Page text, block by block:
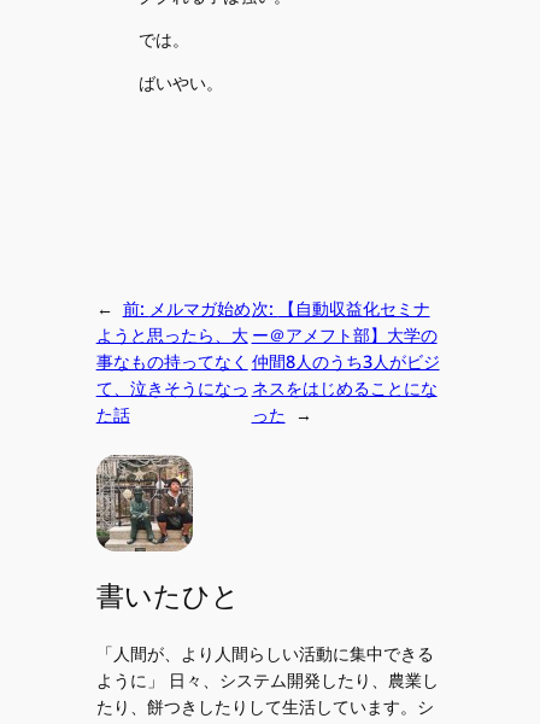
では。
ばいやい。
← 前: メルマガ始め
ようと思ったら、大
事なもの持ってなく
て、泣きそうになっ
た話
次:
【自動収益化セミナ
ー＠アメフト部】大学の
仲間8人のうち3人がビジ
ネスをはじめることにな
った →
書いたひと
「人間が、より人間らしい活動に集中できる
ように」 日々、システム開発したり、農業し
たり、餅つきしたりして生活しています。シ